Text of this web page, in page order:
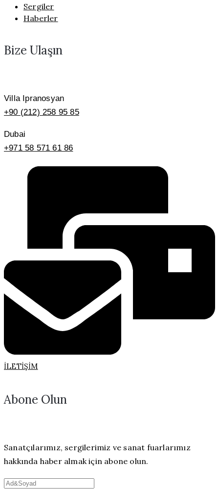
Sergiler
Haberler
Bize Ulaşın
Villa Ipranosyan
+90 (212) 258 95 85
Dubai
+971 58 571 61 86
İLETIŞIM
Abone Olun
Sanatçılarımız, sergilerimiz ve sanat fuarlarımız
hakkında haber almak için abone olun.